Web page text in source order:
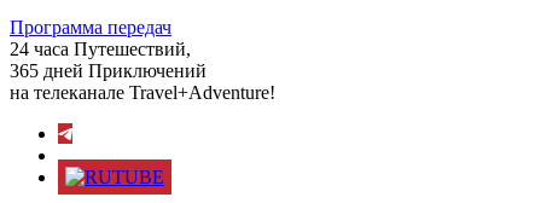
Программа передач
24 часа Путешествий,
365 дней Приключений
на телеканале Travel+Adventure!